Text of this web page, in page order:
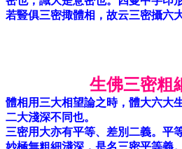
若豎俱三密掫體相，故云三密攝六
生佛三密粗
體相用三大相望論之時，體大六大
二大淺深不同也。
三密用大亦有平等、差別二義。平
妙極無粗細淺深，是名三密平等義